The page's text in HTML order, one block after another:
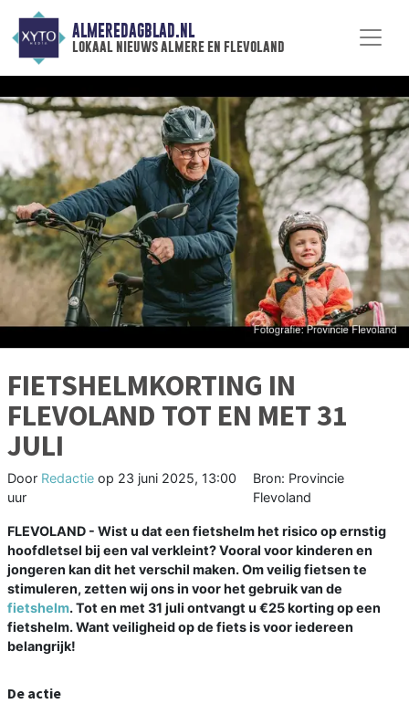
ALMEREDAGBLAD.NL
lokaal nieuws almere en flevoland
FIETSHELMKORTING IN
FLEVOLAND TOT EN MET 31
JULI
Door Redactie op 23 juni 2025, 13:00
uur
Bron: Provincie
Flevoland
FLEVOLAND - Wist u dat een fietshelm het risico op ernstig
hoofdletsel bij een val verkleint? Vooral voor kinderen en
jongeren kan dit het verschil maken. Om veilig fietsen te
stimuleren, zetten wij ons in voor het gebruik van de
fietshelm. Tot en met 31 juli ontvangt u €25 korting op een
fietshelm. Want veiligheid op de fiets is voor iedereen
belangrijk!
De actie